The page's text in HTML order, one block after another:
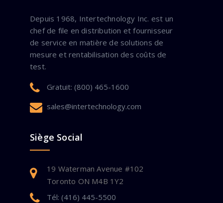
Depuis 1968, Intertechnology Inc. est un
chef de file en distribution et fournisseur
de service en matière de solutions de
mesure et rentabilisation des coûts de
test.
Gratuit: (800) 465-1600
sales@intertechnology.com
Siège Social
19 Waterman Avenue #102
Toronto ON M4B 1Y2
Tél: (416) 445-5500